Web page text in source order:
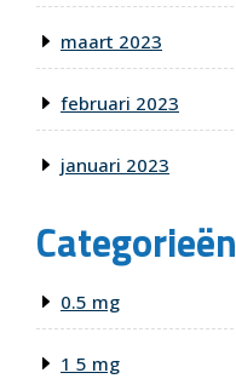
maart 2023
februari 2023
januari 2023
Categorieën
0.5 mg
1 5 mg